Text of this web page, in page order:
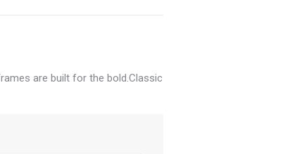
are built for the bold.Classic